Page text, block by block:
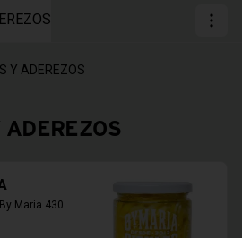
Y ADEREZOS
ADEREZOS
Maria 430